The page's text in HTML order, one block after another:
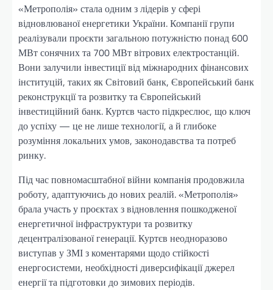
«Метрополія» стала одним з лідерів у сфері
відновлюваної енергетики України. Компанії групи
реалізували проєкти загальною потужністю понад 600
МВт сонячних та 700 МВт вітрових електростанцій.
Вони залучили інвестиції від міжнародних фінансових
інституцій, таких як Світовий банк, Європейський банк
реконструкції та розвитку та Європейський
інвестиційний банк. Куртєв часто підкреслює, що ключ
до успіху — це не лише технології, а й глибоке
розуміння локальних умов, законодавства та потреб
ринку.
Під час повномасштабної війни компанія продовжила
роботу, адаптуючись до нових реалій. «Метрополія»
брала участь у проєктах з відновлення пошкодженої
енергетичної інфраструктури та розвитку
децентралізованої генерації. Куртєв неодноразово
виступав у ЗМІ з коментарями щодо стійкості
енергосистеми, необхідності диверсифікації джерел
енергії та підготовки до зимових періодів.